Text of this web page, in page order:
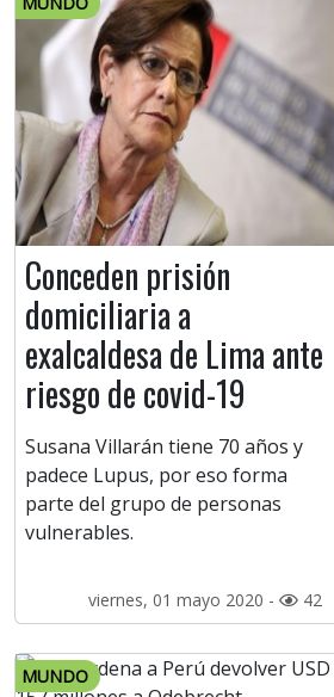
Conceden prisión
domiciliaria a
exalcaldesa de Lima ante
riesgo de covid-19
Susana Villarán tiene 70 años y
padece Lupus, por eso forma
parte del grupo de personas
vulnerables.
viernes, 01 mayo 2020 - 42
MUNDO